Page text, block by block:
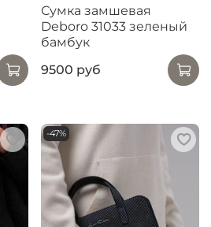
Сумка замшевая
Deboro 31033 зеленый
бамбук
9500 руб
-47%